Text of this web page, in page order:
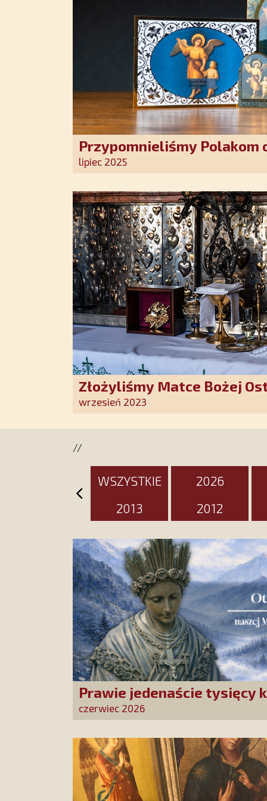
Przypomnieliśmy Polakom
Stróża!
lipiec 2025
Złożyliśmy Matce Bożej
pozłacane wotum
wrzesień 2023
//
WSZYSTKIE 2026
2013
2012
Prawie jedenaście tysięcy
Stowarzyszenia złożonych
czerwiec 2026